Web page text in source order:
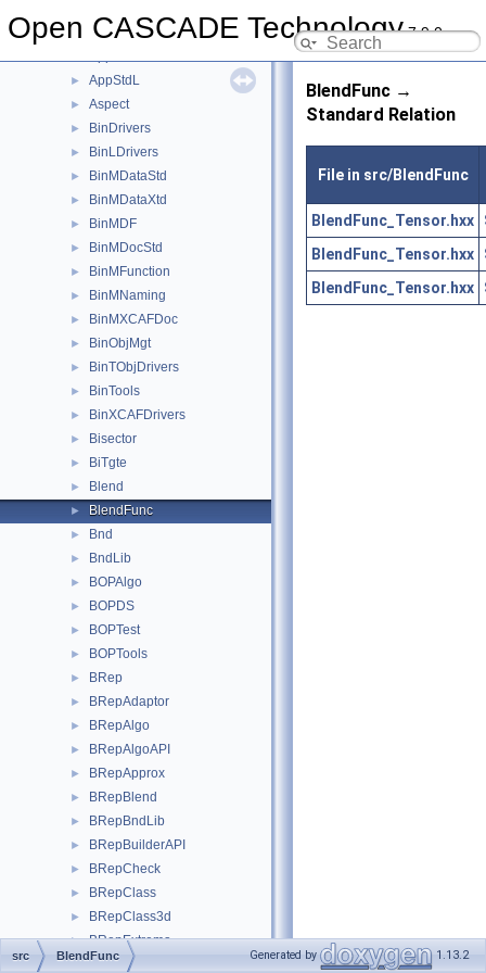
Open CASCADE Technology7.9.0
ApproxInt
► AppStdL
► Aspect
► BinDrivers
► BinLDrivers
► BinMDataStd
► BinMDataXtd
► BinMDF
► BinMDocStd
► BinMFunction
► BinMNaming
► BinMXCAFDoc
► BinObjMgt
► BinTObjDrivers
► BinTools
► BinXCAFDrivers
► Bisector
► BiTgte
► Blend
► BlendFunc
► Bnd
► BndLib
► BOPAlgo
► BOPDS
► BOPTest
► BOPTools
► BRep
► BRepAdaptor
► BRepAlgo
► BRepAlgoAPI
► BRepApprox
► BRepBlend
► BRepBndLib
► BRepBuilderAPI
► BRepCheck
► BRepClass
► BRepClass3d
► BRepExtrema
► BRepFeat
BlendFunc →
Standard Relation
File in src/BlendFunc
BlendFunc_Tensor.hxx
BlendFunc_Tensor.hxx
BlendFunc_Tensor.hxx
src BlendFunc Generated by 1.13.2